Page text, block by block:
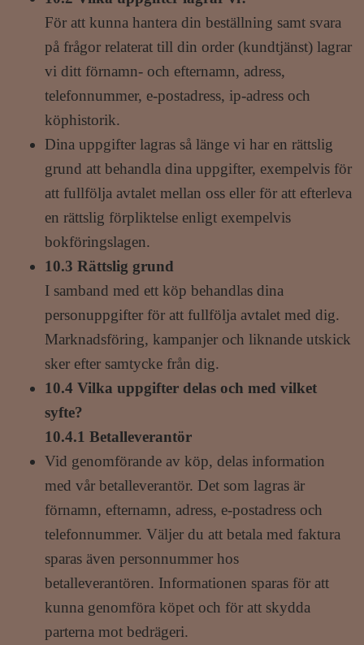
För att kunna hantera din beställning samt svara
på frågor relaterat till din order (kundtjänst) lagrar
vi ditt förnamn- och efternamn, adress,
telefonnummer, e-postadress, ip-adress och
köphistorik.
Dina uppgifter lagras så länge vi har en rättslig
grund att behandla dina uppgifter, exempelvis för
att fullfölja avtalet mellan oss eller för att efterleva
en rättslig förpliktelse enligt exempelvis
bokföringslagen.
10.3 Rättslig grund
I samband med ett köp behandlas dina
personuppgifter för att fullfölja avtalet med dig.
Marknadsföring, kampanjer och liknande utskick
sker efter samtycke från dig.
10.4 Vilka uppgifter delas och med vilket
syfte?
10.4.1 Betalleverantör
Vid genomförande av köp, delas information
med vår betalleverantör. Det som lagras är
förnamn, efternamn, adress, e-postadress och
telefonnummer. Väljer du att betala med faktura
sparas även personnummer hos
betalleverantören. Informationen sparas för att
kunna genomföra köpet och för att skydda
parterna mot bedrägeri.